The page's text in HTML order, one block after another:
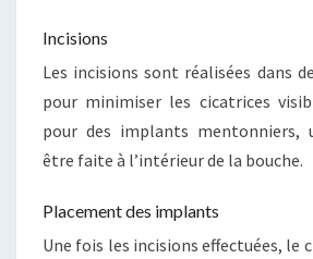
Incisions
Les incisions sont réalisées dans
pour minimiser les cicatrices
pour des implants mentonniers,
être faite à l’intérieur de la bouche.
Placement des implants
Une fois les incisions effectuées, le